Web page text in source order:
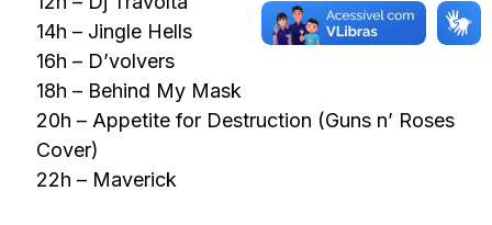
14h – Jingle Hells
16h – D’volvers
18h – Behind My Mask
20h – Appetite for Destruction (Guns n’ Roses
Cover)
22h – Maverick